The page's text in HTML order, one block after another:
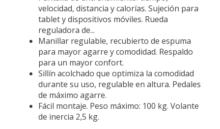
velocidad, distancia y calorías. Sujeción para
tablet y dispositivos móviles. Rueda
reguladora de...
Manillar regulable, recubierto de espuma
para mayor agarre y comodidad. Respaldo
para un mayor confort.
Sillín acolchado que optimiza la comodidad
durante su uso, regulable en altura. Pedales
de máximo agarre.
Fácil montaje. Peso máximo: 100 kg. Volante
de inercia 2,5 kg.